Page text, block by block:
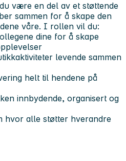
være en del av et støttende
sammen for å skape den
våre. I rollen vil du:
dine for å skape
levende sammen
helt til hendene på
innbydende, organisert og
hvor alle støtter hverandre